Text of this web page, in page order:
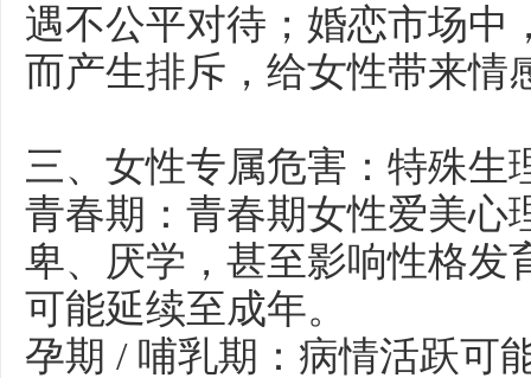
遇不公平对待；婚恋市场中
而产生排斥，给女性带来情
三、女性专属危害：特殊生
青春期：青春期女性爱美心
卑、厌学，甚至影响性格发
可能延续至成年。
孕期 / 哺乳期：病情活跃可